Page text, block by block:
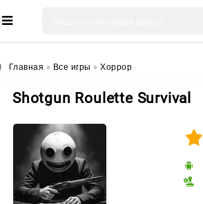
Главная » Все игры » Хоррор
Shotgun Roulette Survival